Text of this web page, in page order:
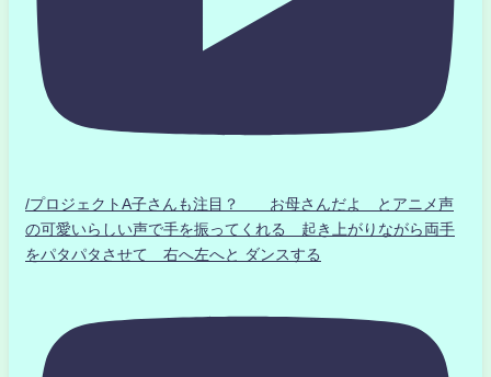
/プロジェクトA子さんも注目？ お母さんだよ とアニメ声
の可愛いらしい声で手を振ってくれる 起き上がりながら両手
をパタパタさせて 右へ左へと ダンスする